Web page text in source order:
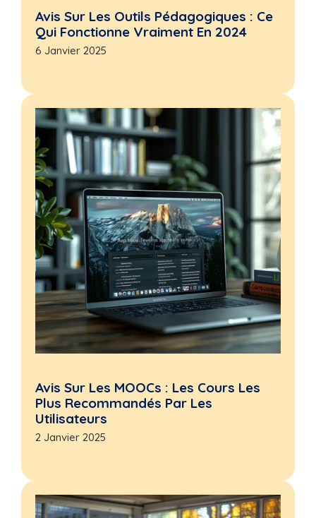
Avis Sur Les Outils Pédagogiques : Ce
Qui Fonctionne Vraiment En 2024
6 Janvier 2025
Avis Sur Les MOOCs : Les Cours Les
Plus Recommandés Par Les
Utilisateurs
2 Janvier 2025